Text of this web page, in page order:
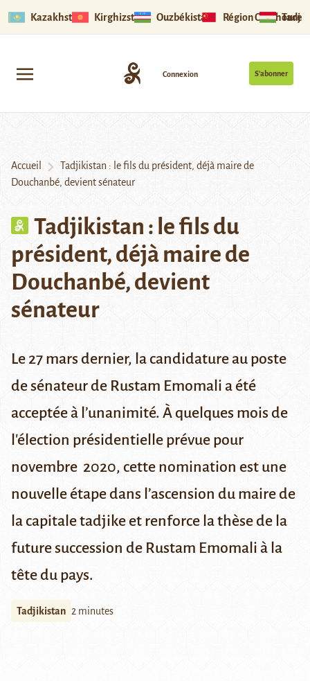
Kazakhstan Kirghizstan Ouzbékistan Région Ouïghoure
S’abonner
Connexion
Accueil
Tadjikistan : le fils du président, déjà maire de
Douchanbé, devient sénateur
Tadjikistan : le fils du
président, déjà maire de
Douchanbé, devient
sénateur
Le 27 mars dernier, la candidature au poste
de sénateur de Rustam Emomali a été
acceptée à l’unanimité. À quelques mois de
l'élection présidentielle prévue pour
novembre 2020, cette nomination est une
nouvelle étape dans l’ascension du maire de
la capitale tadjike et renforce la thèse de la
future succession de Rustam Emomali à la
tête du pays.
Tadjikistan 2 minutes